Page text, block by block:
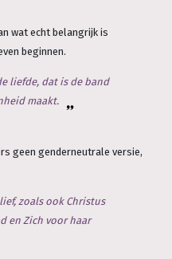
wat echt belangrijk is
beginnen.
liefde, dat is de band
maakt.
geen genderneutrale versie,
zoals ook Christus
en Zich voor haar